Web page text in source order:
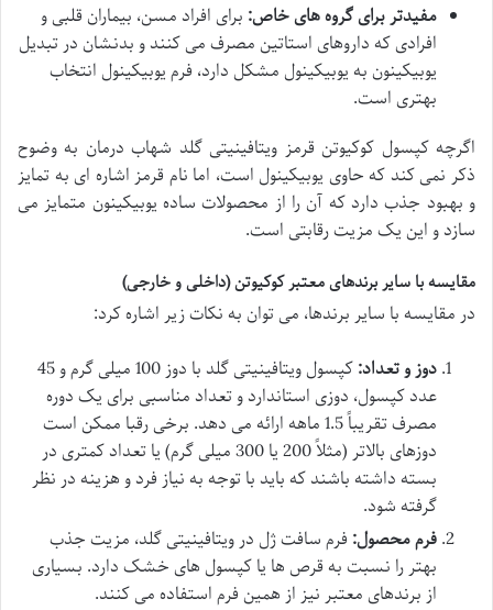
مفیدتر برای گروه های خاص: برای افراد مسن، بیماران قلبی و
افرادی که داروهای استاتین مصرف می کنند و بدنشان در تبدیل
یوبیکینون به یوبیکینول مشکل دارد، فرم یوبیکینول انتخاب
بهتری است.
اگرچه کپسول کوکیوتن قرمز ویتافینیتی گلد شهاب درمان به وضوح
ذکر نمی کند که حاوی یوبیکینول است، اما نام قرمز اشاره ای به تمایز
و بهبود جذب دارد که آن را از محصولات ساده یوبیکینون متمایز می
سازد و این یک مزیت رقابتی است.
مقایسه با سایر برندهای معتبر کوکیوتن (داخلی و خارجی)
در مقایسه با سایر برندها، می توان به نکات زیر اشاره کرد:
دوز و تعداد:
کپسول ویتافینیتی گلد با دوز 100 میلی گرم و 45
عدد کپسول، دوزی استاندارد و تعداد مناسبی برای یک دوره
مصرف تقریباً 1.5 ماهه ارائه می دهد. برخی رقبا ممکن است
دوزهای بالاتر (مثلاً 200 یا 300 میلی گرم) یا تعداد کمتری در
بسته داشته باشند که باید با توجه به نیاز فرد و هزینه در نظر
گرفته شود.
فرم محصول: فرم سافت ژل در ویتافینیتی گلد، مزیت جذب
بهتر را نسبت به قرص ها یا کپسول های خشک دارد. بسیاری
از برندهای معتبر نیز از همین فرم استفاده می کنند.